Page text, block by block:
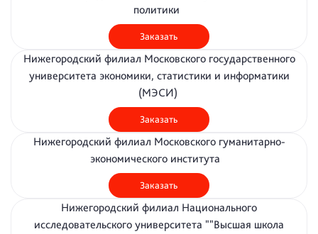
политики
Заказать
Нижегородский филиал Московского государственного
университета экономики, статистики и информатики
(МЭСИ)
Заказать
Нижегородский филиал Московского гуманитарно-
экономического института
Заказать
Нижегородский филиал Национального
исследовательского университета ""Высшая школа